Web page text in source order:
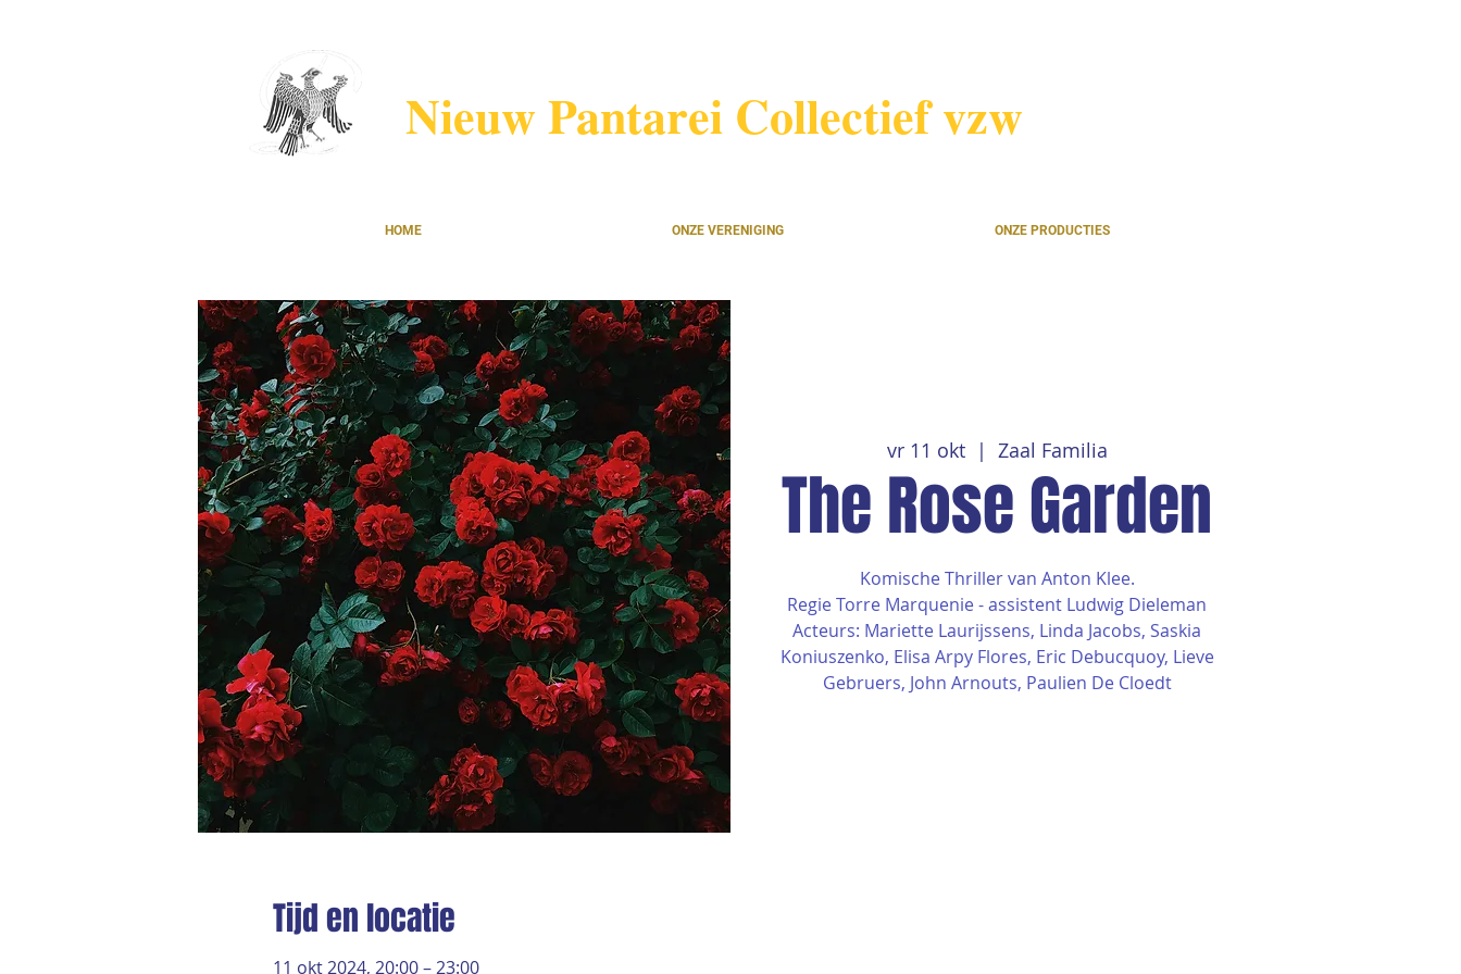
Nieuw Pantarei Collectief vzw
HOME ONZE VERENIGING ONZE PRODUCTIES
vr 11 okt
  |
Zaal Familia
The Rose Garden
Komische Thriller van Anton Klee.
Regie Torre Marquenie - assistent Ludwig Dieleman
Acteurs: Mariette Laurijssens, Linda Jacobs, Saskia
Koniuszenko, Elisa Arpy Flores, Eric Debucquoy, Lieve
Gebruers, John Arnouts, Paulien De Cloedt
Tijd en locatie
11 okt 2024, 20:00 – 23:00